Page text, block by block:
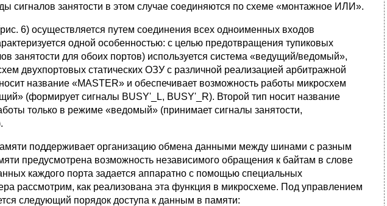
сигналов занятости в этом случае соединяются по схеме «монтажное ИЛИ».
6) осуществляется путем соединения всех одноименных входов
одной особенностью: c целью предотвращения тупиковых
занятости для обоих портов) используется система «ведущий/ведомый»,
двухпортовых статических ОЗУ с различной реализацией арбитражной
название «MASTER» и обеспечивает возможность работы микросхем
(формирует сигналы BUSY'_L, BUSY'_R). Второй тип носит название
только в режиме «ведомый» (принимает сигналы занятости,
поддерживает организацию обмена данными между шинами с разным
предусмотрена возможность независимого обращения к байтам в слове
каждого порта задается аппаратно с помощью специальных
рассмотрим, как реализована эта функция в микросхеме. Под управлением
следующий порядок доступа к данным в памяти: